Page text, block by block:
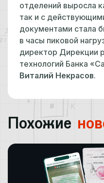
отделений выросла
так и с
документами стала
в часы пиковой
директор Дирекции
технологий Банка
Виталий Некрасов.
Похожие